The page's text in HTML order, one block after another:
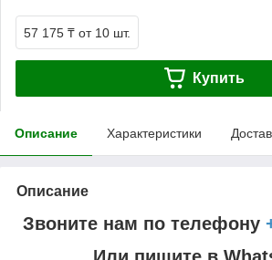
57 175 ₸ от 10 шт.
Купить
Описание Характеристики
Описание
Звоните нам по телефону